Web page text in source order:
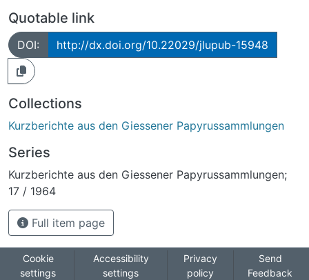
Quotable link
DOI: http://dx.doi.org/10.22029/jlupub-15948
Collections
Kurzberichte aus den Giessener Papyrussammlungen
Series
Kurzberichte aus den Giessener Papyrussammlungen;
17 / 1964
Full item page
Cookie
settings
Accessibility
settings
Privacy
policy
Send
Feedback